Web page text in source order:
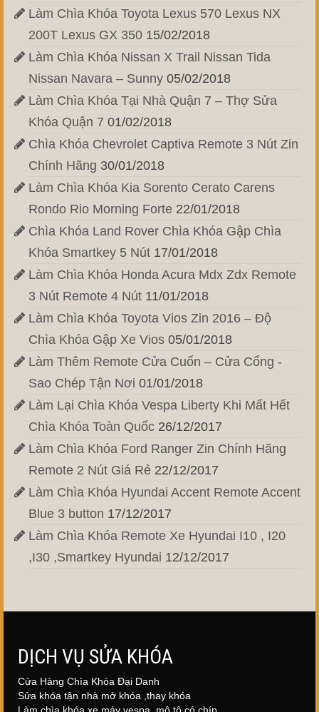
Làm Chìa Khóa Toyota Lexus 570 Lexus NX
200T Lexus GX 350 15/02/2018
Làm Chìa Khóa Nissan X Trail Nissan Tida
Nissan Navara – Sunny 05/02/2018
Làm Chìa Khóa Tại Nhà Quận 7 – Thợ Sửa
Khóa Quận 7 01/02/2018
Chìa Khóa Chevrolet Captiva Remote 3 Nút Zin
Chính Hãng 30/01/2018
Làm Chìa Khóa Kia Sorento Cerato Carens
Rondo Rio Morning Forte 22/01/2018
Chìa Khóa Land Rover Chìa Khóa Gập Chìa
Khóa Smartkey 5 Nút 17/01/2018
Làm Chìa Khóa Honda Acura Mdx Zdx Remote
3 Nút Remote 4 Nút 11/01/2018
Làm Chìa Khóa Toyota Vios Zin 2016 – Độ
Chìa Khóa Gập Xe Vios 05/01/2018
Làm Thêm Remote Cửa Cuốn – Cửa Cổng -
Sao Chép Tận Nơi 01/01/2018
Làm Lại Chìa Khóa Vespa Liberty Khi Mất Hết
Chìa Khóa Toàn Quốc 26/12/2017
Làm Chìa Khóa Ford Ranger Zin Chính Hãng
Remote 2 Nút Giá Rẻ 22/12/2017
Làm Chìa Khóa Hyundai Accent Remote Accent
Blue 3 button 17/12/2017
Làm Chìa Khóa Remote Xe Hyundai I10 , I20
,I30 ,Smartkey Hyundai 12/12/2017
DỊCH VỤ SỬA KHÓA
Cửa Hàng Chìa Khóa Đại Danh
Sửa khóa tận nhà mở khóa ,thay khóa